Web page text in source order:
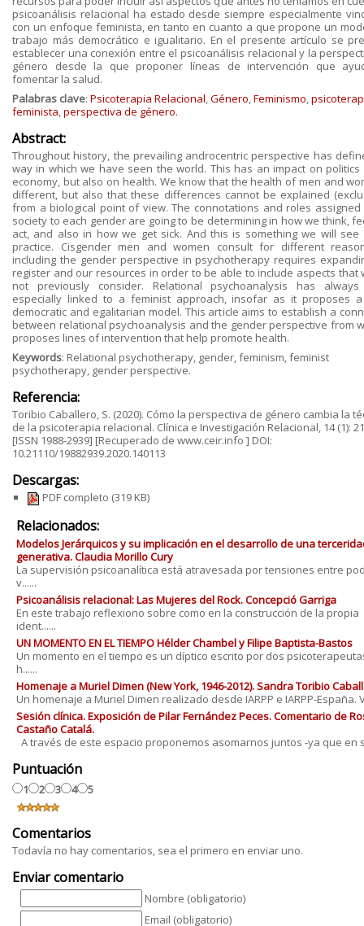
psicoanálisis relacional ha estado desde siempre especialmente
con un enfoque feminista, en tanto en cuanto a que propone un
trabajo más democrático e igualitario. En el presente artículo se
establecer una conexión entre el psicoanálisis relacional y la
género desde la que proponer líneas de intervención que
fomentar la salud.
Palabras clave: Psicoterapia Relacional,Género,Feminismo,
feminista,perspectiva de género.
Abstract:
Throughout history, the prevailing androcentric perspective has
way in which we have seen the world. This has an impact on
economy, but also on health. We know that the health of men and
different, but also that these differences cannot be explained
from a biological point of view. The connotations and roles
society to each gender are going to be determining in how we think,
act, and also in how we get sick. And this is something we will see
practice. Cisgender men and women consult for different
including the gender perspective in psychotherapy requires
register and our resources in order to be able to include aspects that
not previously consider. Relational psychoanalysis has
especially linked to a feminist approach, insofar as it proposes
democratic and egalitarian model. This article aims to establish a
between relational psychoanalysis and the gender perspective from
proposes lines of intervention that help promote health.
Keywords: Relational psychotherapy, gender, feminism, feminist
psychotherapy, gender perspective.
Referencia:
Toribio Caballero, S. (2020). Cómo la perspectiva de género cambia la
de la psicoterapia relacional. Clínica e Investigación Relacional, 14 (1):
[ISSN 1988-2939] [Recuperado de www.ceir.info ] DOI:
10.21110/19882939.2020.140113
Descargas:
PDF completo (319 KB)
Relacionados:
Modelos Jerárquicos y su implicación en el desarrollo de una
generativa. Claudia Morillo Cury
La supervisión psicoanalítica está atravesada por tensiones entre
v......
Psicoanálisis relacional: Las Mujeres del Rock. Concepció Garriga
En este trabajo reflexiono sobre como en la construcción de la propia
ident......
UN MOMENTO EN EL TIEMPO Hélder Chambel y Filipe Baptista-Bastos
Un momento en el tiempo es un díptico escrito por dos
h......
Homenaje a Muriel Dimen (New York, 1946-2012). Sandra Toribio
Un homenaje a Muriel Dimen realizado desde IARPP e IARPP-España.
Sesión clínica. Exposición de Pilar Fernández Peces. Comentario de
Castaño Catalá.
A través de este espacio proponemos asomarnos juntos ‐ya que en
Puntuación
1 2 3 4 5
Comentarios
Todavía no hay comentarios, sea el primero en enviar uno.
Enviar comentario
Nombre (obligatorio)
Email (obligatorio)